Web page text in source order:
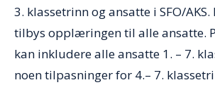
3. klassetrinn og ansatte i SFO/
tilbys opplæringen til alle ansatte.
kan inkludere alle ansatte 1. – 7.
noen tilpasninger for 4.– 7.